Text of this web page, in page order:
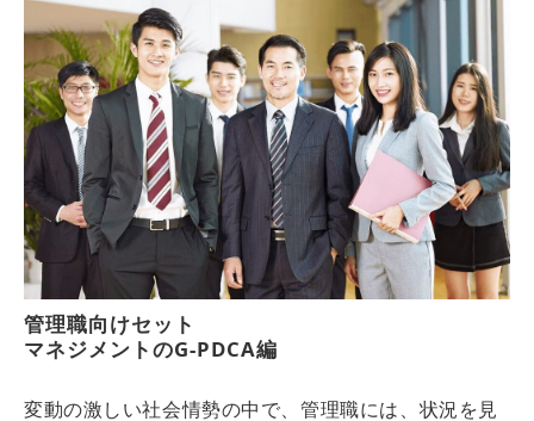
管理職向けセット
マネジメントのG-PDCA編
変動の激しい社会情勢の中で、管理職には、状況を見